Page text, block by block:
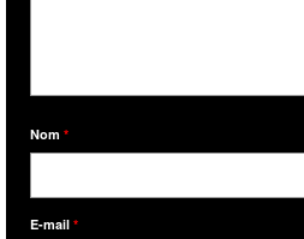
Nom *
E-mail *